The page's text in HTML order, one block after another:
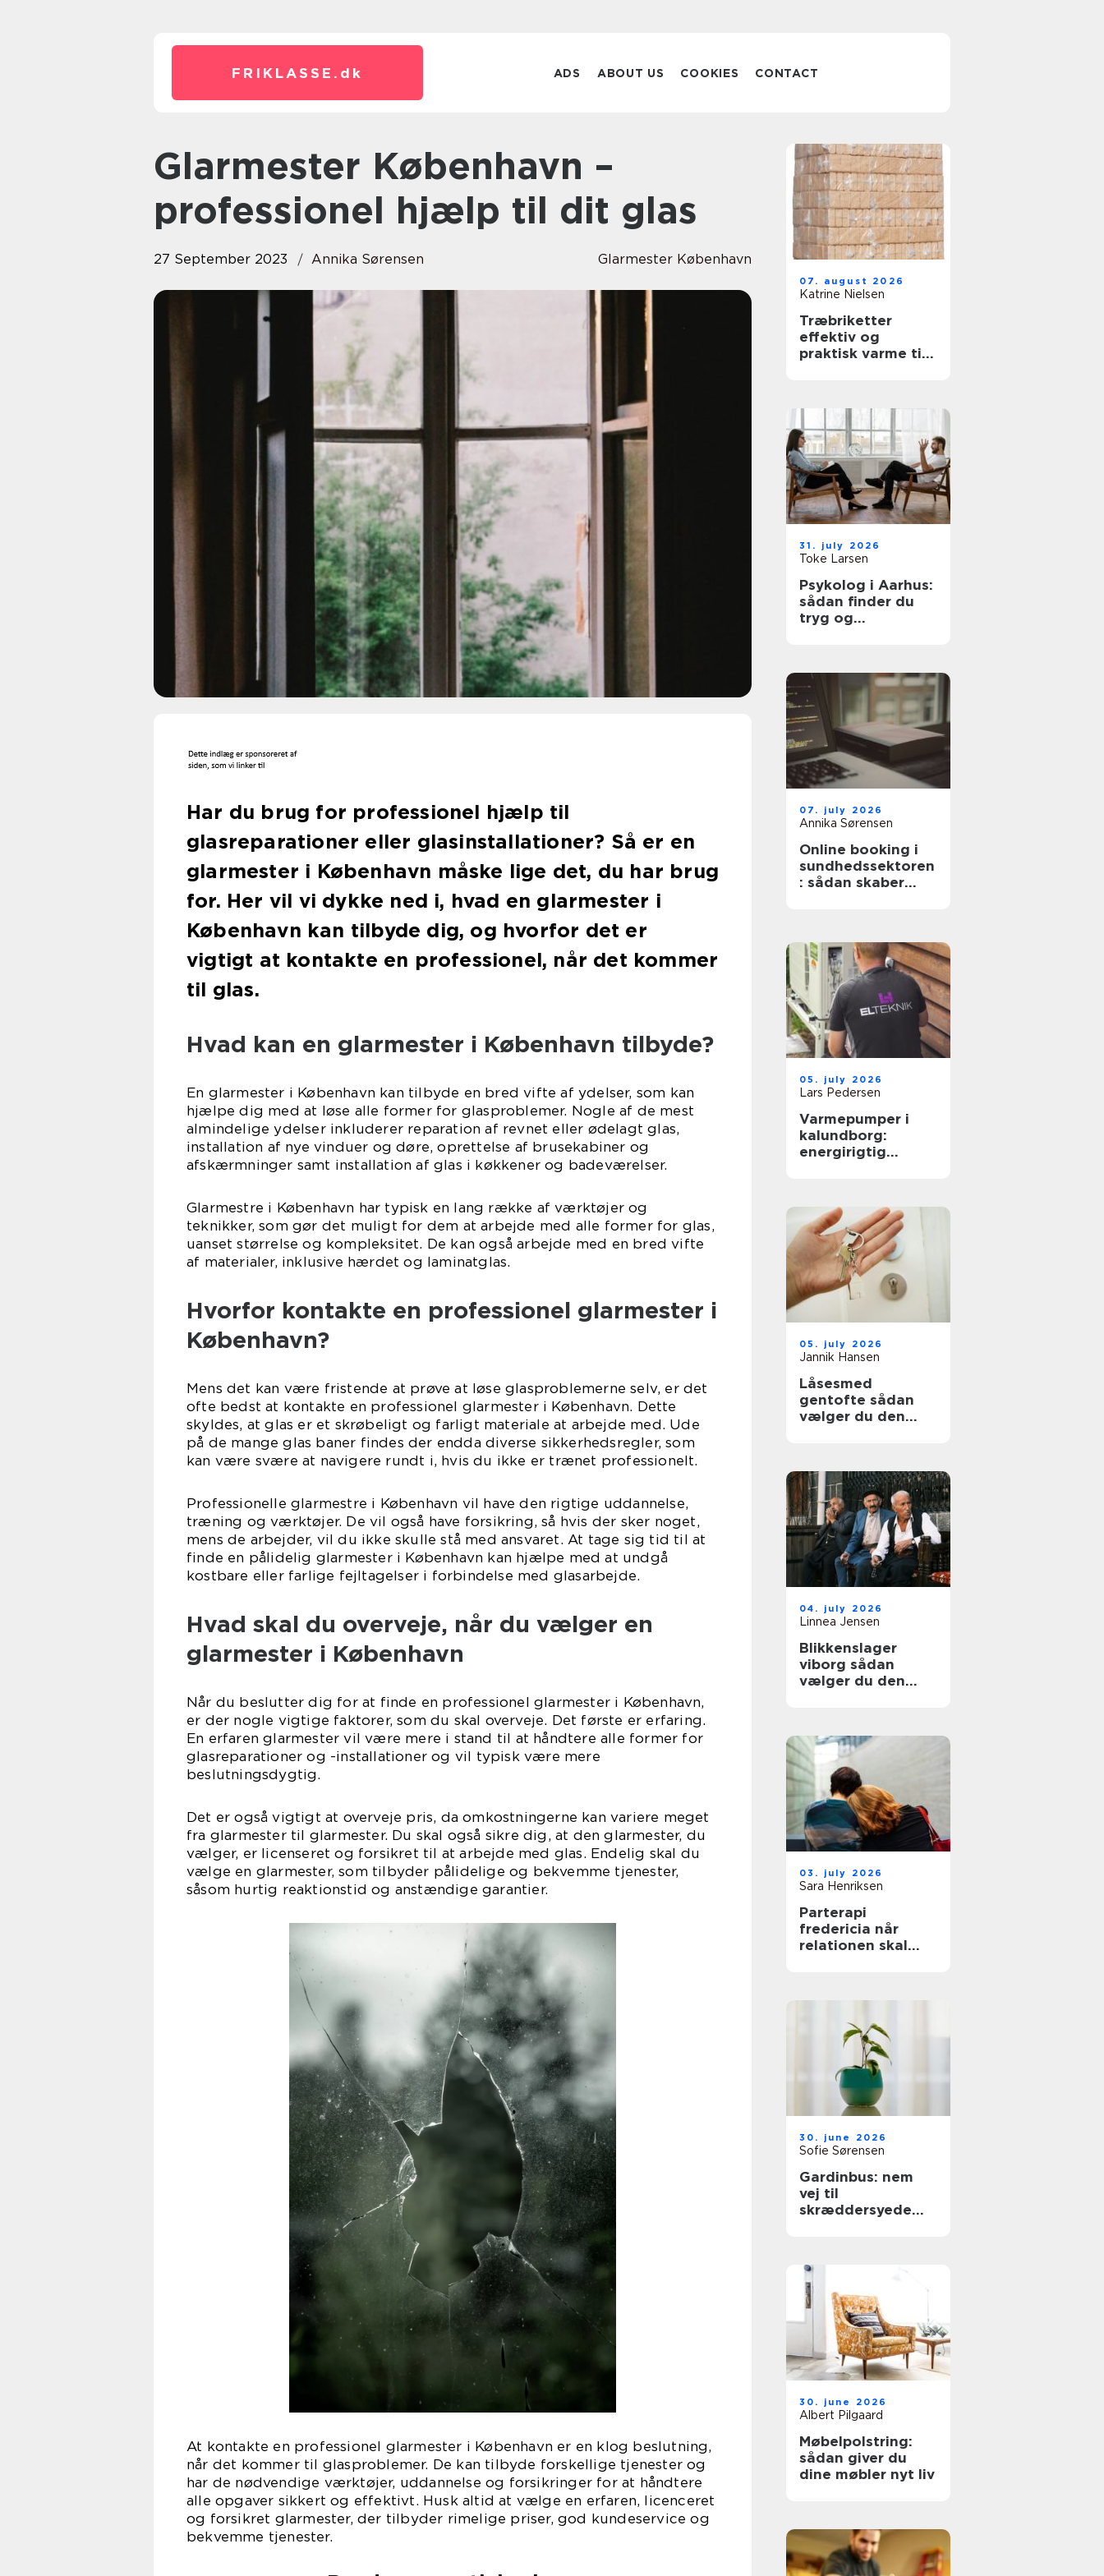
FRIKLASSE. dk ADS ABOUT US COOKIES CONTACT
Glarmester København –
professionel hjælp til dit glas
27 September 2023 Annika Sørensen Glarmester København
Har du brug for professionel hjælp til
glasreparationer eller glasinstallationer? Så er en
glarmester i København måske lige det, du har brug
for. Her vil vi dykke ned i, hvad en glarmester i
København kan tilbyde dig, og hvorfor det er
vigtigt at kontakte en professionel, når det kommer
til glas.
Hvad kan en glarmester i København tilbyde?
En glarmester i København kan tilbyde en bred vifte af ydelser, som kan
hjælpe dig med at løse alle former for glasproblemer. Nogle af de mest
almindelige ydelser inkluderer reparation af revnet eller ødelagt glas,
installation af nye vinduer og døre, oprettelse af brusekabiner og
afskærmninger samt installation af glas i køkkener og badeværelser.
Glarmestre i København har typisk en lang række af værktøjer og
teknikker, som gør det muligt for dem at arbejde med alle former for glas,
uanset størrelse og kompleksitet. De kan også arbejde med en bred vifte
af materialer, inklusive hærdet og laminatglas.
Hvorfor kontakte en professionel glarmester i
København?
Mens det kan være fristende at prøve at løse glasproblemerne selv, er det
ofte bedst at kontakte en professionel glarmester i København. Dette
skyldes, at glas er et skrøbeligt og farligt materiale at arbejde med. Ude
på de mange glas baner findes der endda diverse sikkerhedsregler, som
kan være svære at navigere rundt i, hvis du ikke er trænet professionelt.
Professionelle glarmestre i København vil have den rigtige uddannelse,
træning og værktøjer. De vil også have forsikring, så hvis der sker noget,
mens de arbejder, vil du ikke skulle stå med ansvaret. At tage sig tid til at
finde en pålidelig glarmester i København kan hjælpe med at undgå
kostbare eller farlige fejltagelser i forbindelse med glasarbejde.
Hvad skal du overveje, når du vælger en
glarmester i København
Når du beslutter dig for at finde en professionel glarmester i København,
er der nogle vigtige faktorer, som du skal overveje. Det første er erfaring.
En erfaren glarmester vil være mere i stand til at håndtere alle former for
glasreparationer og -installationer og vil typisk være mere
beslutningsdygtig.
Det er også vigtigt at overveje pris, da omkostningerne kan variere meget
fra glarmester til glarmester. Du skal også sikre dig, at den glarmester, du
vælger, er licenseret og forsikret til at arbejde med glas. Endelig skal du
vælge en glarmester, som tilbyder pålidelige og bekvemme tjenester,
såsom hurtig reaktionstid og anstændige garantier.
At kontakte en professionel glarmester i København er en klog beslutning,
når det kommer til glasproblemer. De kan tilbyde forskellige tjenester og
har de nødvendige værktøjer, uddannelse og forsikringer for at håndtere
alle opgaver sikkert og effektivt. Husk altid at vælge en erfaren, licenceret
og forsikret glarmester, der tilbyder rimelige priser, god kundeservice og
bekvemme tjenester.
07. august 2026
Katrine Nielsen
Træbriketter
effektiv og
praktisk varme til
31. july 2026
Toke Larsen
Psykolog i Aarhus:
sådan finder du
tryg og
07. july 2026
Annika Sørensen
Online booking i
sundhedssektoren
: sådan skaber
05. july 2026
Lars Pedersen
Varmepumper i
kalundborg:
energirigtig
05. july 2026
Jannik Hansen
Låsesmed
gentofte sådan
vælger du den
04. july 2026
Linnea Jensen
Blikkenslager
viborg sådan
vælger du den
03. july 2026
Sara Henriksen
Parterapi
fredericia når
relationen skal
30. june 2026
Sofie Sørensen
Gardinbus: nem
vej til
skræddersyede
30. june 2026
Albert Pilgaard
Møbelpolstring:
sådan giver du
dine møbler nyt liv